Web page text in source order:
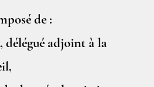
de :
adjoint à la